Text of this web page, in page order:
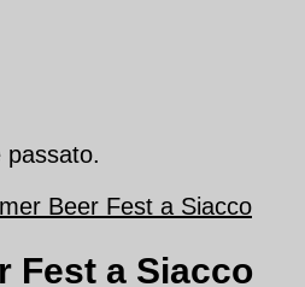
passato.
Beer Fest a Siacco
Fest a Siacco